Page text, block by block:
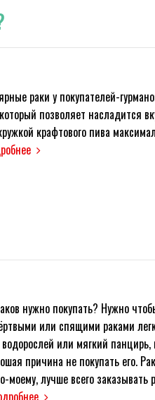
раки у покупателей-
позволяет насладится
крафтового пива
нужно покупать? Нужно
или спящими раками
или мягкий
причина не покупать его.
моему, лучше всего заказывать
Заказать